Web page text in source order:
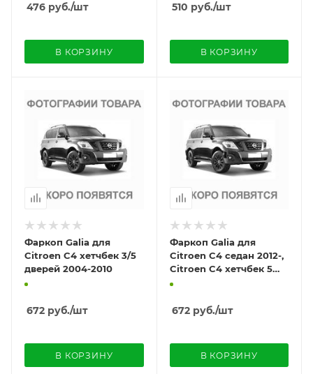
476 руб./шт
В КОРЗИНУ
510 руб./шт
В КОРЗИНУ
Фаркоп Galia для
Citroen C4 хетчбек 3/5
дверей 2004-2010
672 руб./шт
В КОРЗИНУ
Фаркоп Galia для
Citroen C4 седан 2012-,
Citroen C4 хетчбек 5
дверей 2010-
672руб./шт
В КОРЗИНУ